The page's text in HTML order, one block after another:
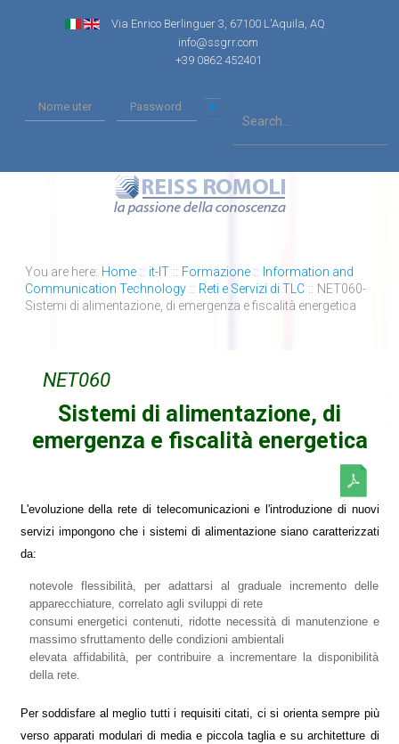
Via Enrico Berlinguer 3, 67100 L'Aquila, AQ
info@ssgrr.com
+39 0862 452401
You are here: Home :: it-IT :: Formazione :: Information and
Communication Technology :: Reti e Servizi di TLC :: NET060-
Sistemi di alimentazione, di emergenza e fiscalità energetica
NET060
Sistemi di alimentazione, di
emergenza e fiscalità energetica
L'evoluzione della rete di telecomunicazioni e l'introduzione di nuovi
servizi impongono che i sistemi di alimentazione siano caratterizzati
da:
notevole flessibilità, per adattarsi al graduale incremento delle
apparecchiature, correlato agli sviluppi di rete
consumi energetici contenuti, ridotte necessità di manutenzione e
massimo sfruttamento delle condizioni ambientali
elevata affidabilità, per contribuire a incrementare la disponibilità
della rete.
Per soddisfare al meglio tutti i requisiti citati, ci si orienta sempre più
verso apparati modulari di media e piccola taglia e su architetture di